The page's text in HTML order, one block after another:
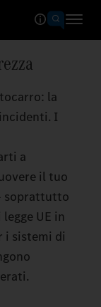
la
I
a
il tuo
soprattutto
UE in
i sistemi di